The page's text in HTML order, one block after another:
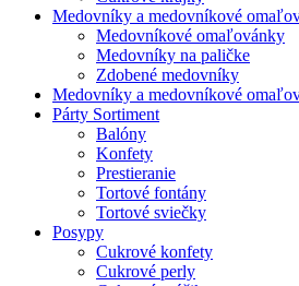
Medovníky a medovníkové
Medovníkové omaľovánky
Medovníky na paličke
Zdobené medovníky
Medovníky a medovníkové
Párty Sortiment
Balóny
Konfety
Prestieranie
Tortové fontány
Tortové sviečky
Posypy
Cukrové konfety
Cukrové perly